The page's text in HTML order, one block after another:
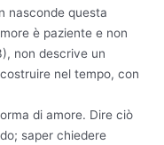
nasconde questa
è paziente e non
non descrive un
nel tempo, con
di amore. Dire ciò
saper chiedere